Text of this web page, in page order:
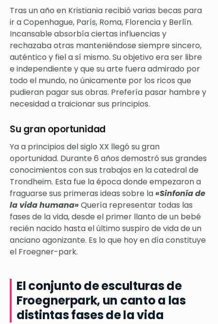
Tras un año en Kristiania recibió varias becas para
ir a Copenhague, París, Roma, Florencia y Berlín.
Incansable absorbía ciertas influencias y
rechazaba otras manteniéndose siempre sincero,
auténtico y fiel a sí mismo. Su objetivo era ser libre
e independiente y que su arte fuera admirado por
todo el mundo, no únicamente por los ricos que
pudieran pagar sus obras. Prefería pasar hambre y
necesidad a traicionar sus principios.
Su gran oportunidad
Ya a principios del siglo XX llegó su gran
oportunidad. Durante 6 años demostró sus grandes
conocimientos con sus trabajos en la catedral de
Trondheim. Esta fue la época donde empezaron a
fraguarse sus primeras ideas sobre la«Sinfonía de
la vida humana»Quería representar todas las
fases de la vida, desde el primer llanto de un bebé
recién nacido hasta el último suspiro de vida de un
anciano agonizante. Es lo que hoy en día constituye
el Froegner-park.
El conjunto de esculturas de
Froegnerpark, un canto a las
distintas fases de la vida